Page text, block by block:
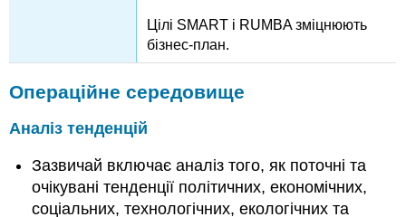
Цілі SMART і RUMBA зміцнюють
бізнес-план.
Операційне середовище
Аналіз тенденцій
Зазвичай включає аналіз того, як поточні та
очікувані тенденції політичних, економічних,
соціальних, технологічних, екологічних та